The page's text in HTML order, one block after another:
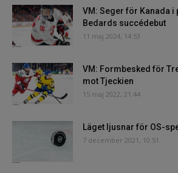
VM: Seger för Kanada
Bedards succédebut
11 maj 2024, 14:53
VM: Formbesked för
mot Tjeckien
15 maj 2022, 21:44
Läget ljusnar för OS-
7 december 2021, 10:51